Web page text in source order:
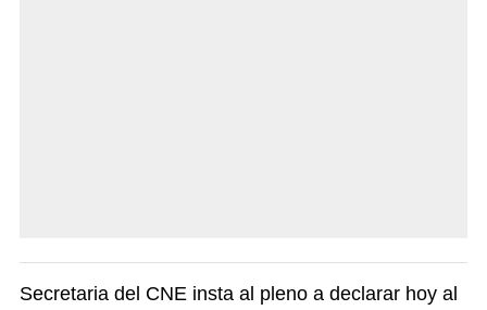
Secretaria del CNE insta al pleno a declarar hoy al